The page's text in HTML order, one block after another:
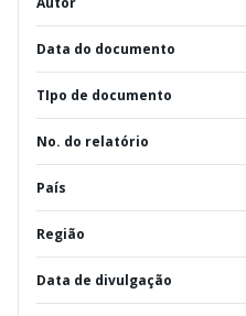
Data do documento
TIpo de documento
No. do relatório
País
Região
Data de divulgação